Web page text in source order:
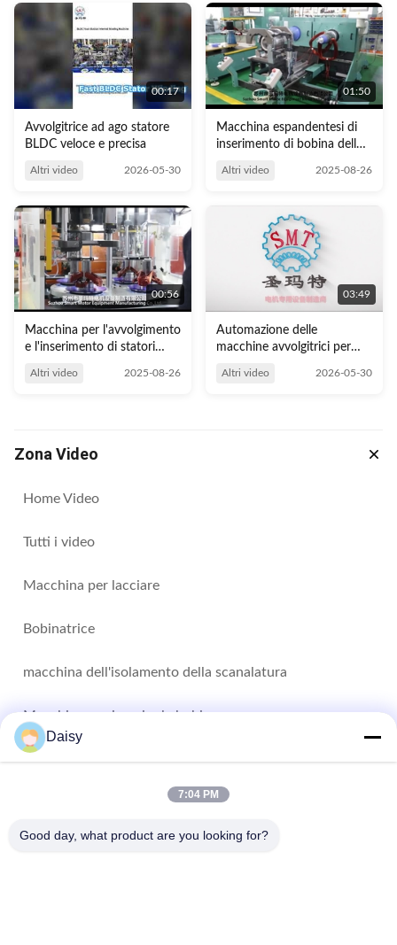
00:17
Avvolgitrice ad ago statore
BLDC veloce e precisa
Altri video 2026-05-30
01:50
Macchina espandentesi di
inserimento di bobina dello
Altri video 2025-08-26
00:56
Macchina per l'avvolgimento
e l'inserimento di statori
Altri video 2025-08-26
03:49
Automazione delle
macchine avvolgitrici per
Altri video 2026-05-30
Zona Video
Home Video
Tutti i video
Macchina per lacciare
Bobinatrice
macchina dell'isolamento della scanalatura
Macchina per inserire la bobina
Macchine per la formazione di bobine
Daisy
7:04 PM
Good day, what product are you looking for?